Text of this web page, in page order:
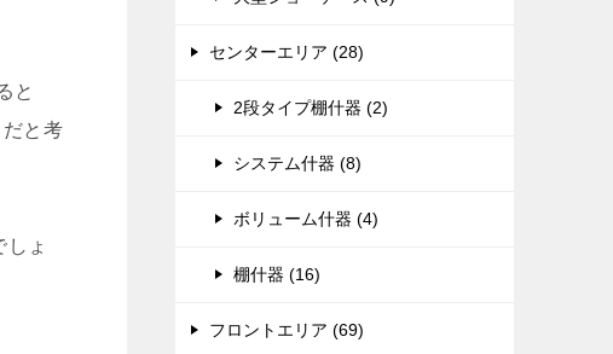
と
と考
ょ
センターエリア (28)
2段タイプ棚什器 (2)
システム什器 (8)
ボリューム什器 (4)
棚什器 (16)
フロントエリア (69)